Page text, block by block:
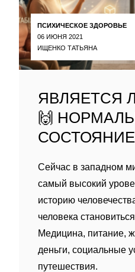
ПСИХИЧЕСКОЕ ЗДОРОВЬЕ
06 ИЮНЯ 2021
ИЩЕНКО ТАТЬЯНА
ЯВЛЯЕТСЯ
🙌
Сейчас в западном
самый высокий
историю
человека
Медицина, питание,
деньги, социальные
путешествия.